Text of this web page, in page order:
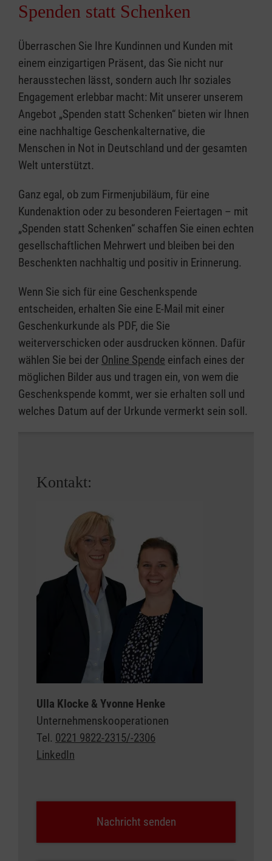
Spenden statt Schenken
Überraschen Sie Ihre Kundinnen und Kunden mit
einem einzigartigen Präsent, das Sie nicht nur
herausstechen lässt, sondern auch Ihr soziales
Engagement erlebbar macht: Mit unserer unserem
Angebot „Spenden statt Schenken“ bieten wir Ihnen
eine nachhaltige Geschenkalternative, die
Menschen in Not in Deutschland und der gesamten
Welt unterstützt.
Ganz egal, ob zum Firmenjubiläum, für eine
Kundenaktion oder zu besonderen Feiertagen – mit
„Spenden statt Schenken“ schaffen Sie einen echten
gesellschaftlichen Mehrwert und bleiben bei den
Beschenkten nachhaltig und positiv in Erinnerung.
Wenn Sie sich für eine Geschenkspende
entscheiden, erhalten Sie eine E-Mail mit einer
Geschenkurkunde als PDF, die Sie
weiterverschicken oder ausdrucken können. Dafür
wählen Sie bei der Online Spende einfach eines der
möglichen Bilder aus und tragen ein, von wem die
Geschenkspende kommt, wer sie erhalten soll und
welches Datum auf der Urkunde vermerkt sein soll.
Kontakt:
Ulla Klocke & Yvonne Henke
Unternehmens­kooperationen
Tel. 0221 9822-2315/-2306
LinkedIn
Nachricht senden